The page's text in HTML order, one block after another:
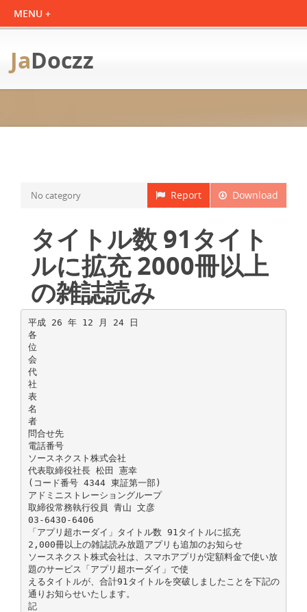
JaDoczz
Download
Report
No category
タイトル数 91タイト
ルに拡充 2000冊以上
の雑誌読み
平成 26 年 12 月 24 日
各
位
会
代
社
表
名
者
問合せ先
電話番号
ソースネクスト株式会社
代表取締役社長 松田 憲幸
(コード番号 4344 東証第一部)
アドミニストレーショングループ
取締役常務執行役員 青山 文彦
03-6430-6406
「アプリ超ホーダイ」タイトル数 91タイトルに拡充
2,000冊以上の雑誌読み放題アプリも追加のお知らせ
ソースネクスト株式会社は、スマホアプリが定額料金で使い放
題のサービス「アプリ超ホーダイ」で使
えるタイトルが、合計91タイトルを突破しましたことを下記の
通りお知らせいたします。
記